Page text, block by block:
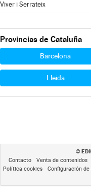
Viver i Serrateix
Provincias de Cataluña
Barcelona
Lleida
©
Contacto Venta de contenidos
Política cookies
Configuración de